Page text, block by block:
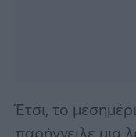
Έτσι, το
παρήγγειλε μια